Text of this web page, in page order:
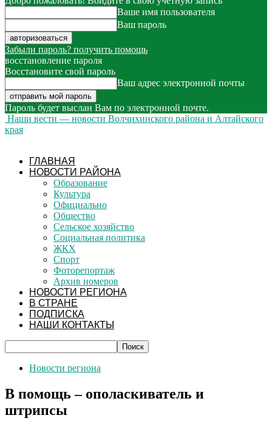
Ваше имя пользователя
Ваш пароль
Забыли пароль? получить помощь
восстановление пароля
Восстановите свой пароль
Ваш адрес электронной почты
Пароль будет выслан Вам по электронной почте.
Наши вести — новости Волчихинского района и Алтайского
края
ГЛАВНАЯ
НОВОСТИ РАЙОНА
Образование
Культура
Официально
Общество
Сельское хозяйство
Социальная политика
ЖКХ
Спорт
Фоторепортаж
Архив номеров
НОВОСТИ РЕГИОНА
В СТРАНЕ
ПОДПИСКА
НАШИ КОНТАКТЫ
Новости региона
В помощь – ополаскиватель и
штрипсы